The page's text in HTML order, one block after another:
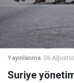
Yayınlanma: 06
Suriye